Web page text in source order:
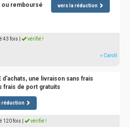
ou remboursé vers la réduction
43 fois vérifié !
» Caroll
d'achats, une livraison sans frais
frais de port gratuits
réduction
120 fois vérifié !